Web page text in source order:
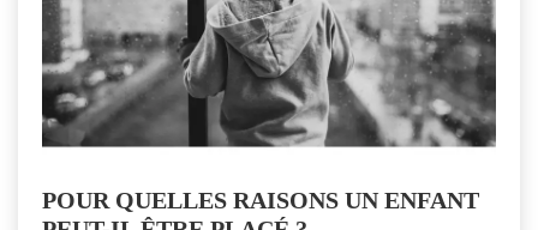
POUR QUELLES RAISONS UN ENFANT